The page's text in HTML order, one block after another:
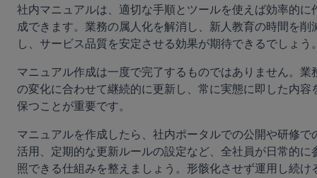
社内マニュアルは、適切な手順とツールを使えば効率的に
成できます。業務の属人化を解消し、新人教育の時間を削
し、サービス品質を安定させる効果が期待できるでしょう
マニュアル作成は一度で完了するものではありません。業
の変化に合わせて継続的に更新し、常に実態に即した内容
保つことが重要です。
マニュアルを作成したら、社内ポータルでの公開や研修で
活用、定期的な更新ルールの設定など、全社員が日常的に
照できる仕組みを整えましょう。形骸化させず運用し続け